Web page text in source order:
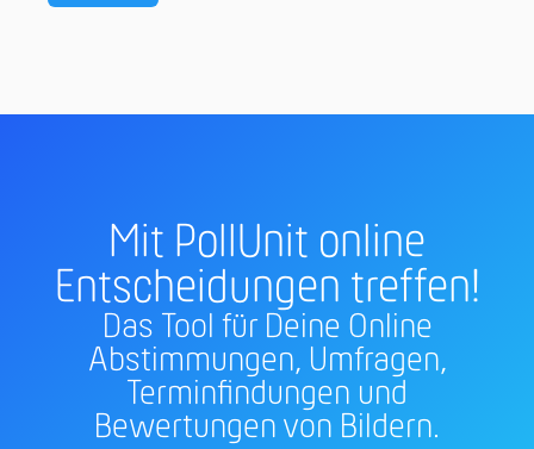
Mit PollUnit online
Entscheidungen treffen!
Das Tool für Deine Online
Abstimmungen, Umfragen,
Terminfindungen und
Bewertungen von Bildern.